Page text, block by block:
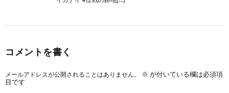
コメントを書く
メールアドレスが公開されることはありません。 ※ が付いている欄は必須項
目です